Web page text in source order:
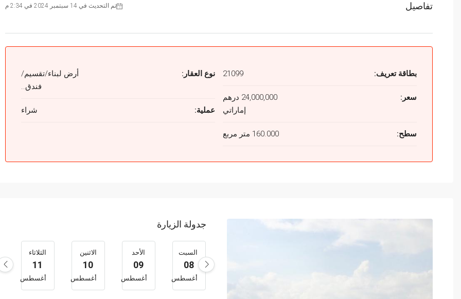
تفاصيل تم التحديث في 14 سبتمبر 2024 في 2:34 م
بطاقة تعريف: 21099
سعر:
24,000,000 درهم
إماراتي
سطح: 160.000 متر مربع
نوع العقار:
أرض لبناء/تقسيم/
فندق..
عملية: شراء
جدولة الزيارة
السبت
08
أغسطس
الأحد
09
أغسطس
الاثنين
10
أغسطس
الثلاثاء
11
أغسطس